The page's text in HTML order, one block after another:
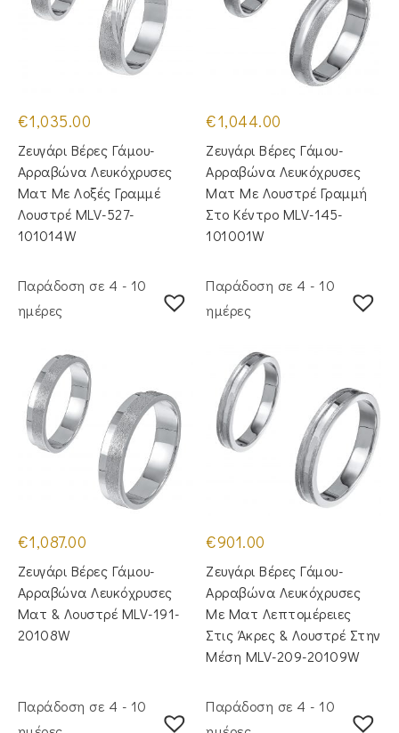
€1,035.00
Ζευγάρι Βέρες Γάμου-
Αρραβώνα Λευκόχρυσες
Ματ Με Λοξές Γραμμέ
Λουστρέ MLV-527-
101014W
€1,044.00
Ζευγάρι Βέρες Γάμου-
Αρραβώνα Λευκόχρυσες
Ματ Με Λουστρέ Γραμμή
Στο Κέντρο MLV-145-
101001W
Παράδοση σε 4 - 10
ημέρες
€1,087.00
Ζευγάρι Βέρες Γάμου-
Αρραβώνα Λευκόχρυσες
Ματ & Λουστρέ MLV-191-
20108W
Παράδοση σε 4 - 10
ημέρες
€901.00
Ζευγάρι Βέρες Γάμου-
Αρραβώνα Λευκόχρυσες
Με Ματ Λεπτομέρειες
Στις Άκρες & Λουστρέ Στην
Μέση MLV-209-20109W
Παράδοση σε 4 - 10
Παράδοση σε 4 - 10